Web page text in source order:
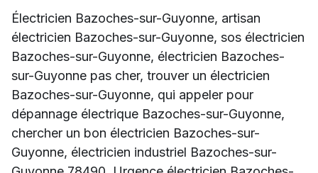
Électricien Bazoches-sur-Guyonne, artisan
électricien Bazoches-sur-Guyonne, sos électricien
Bazoches-sur-Guyonne, électricien Bazoches-
sur-Guyonne pas cher, trouver un électricien
Bazoches-sur-Guyonne, qui appeler pour
dépannage électrique Bazoches-sur-Guyonne,
chercher un bon électricien Bazoches-sur-
Guyonne, électricien industriel Bazoches-sur-